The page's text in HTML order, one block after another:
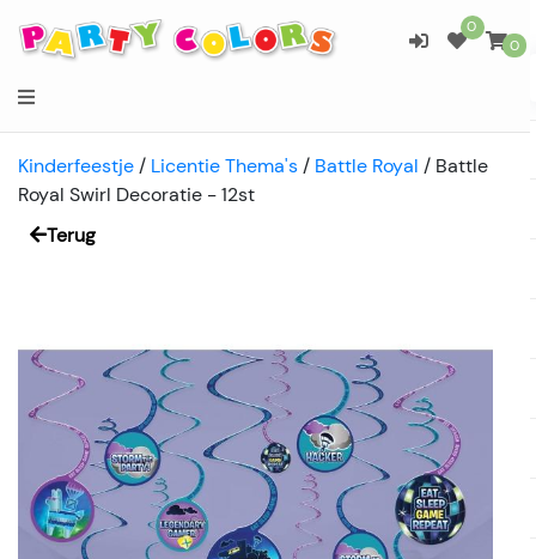
0
0
Kinderfeestje / Licentie Thema's / Battle Royal / Battle
Royal Swirl Decoratie - 12st
Terug